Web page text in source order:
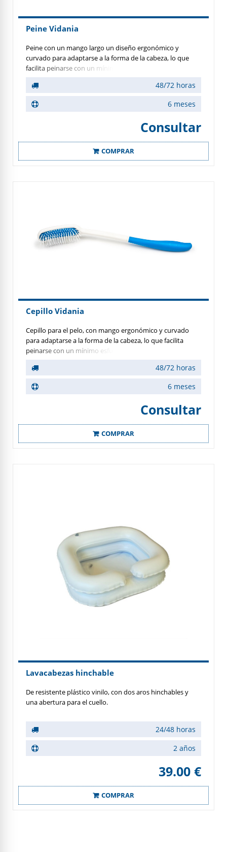
Peine Vidania
Peine con un mango largo un diseño ergonómico y
curvado para adaptarse a la forma de la cabeza, lo que
facilita peinarse con un mínimo esfuerzo aguantándolo
cerca del cuerpo.
48/72 horas
6 meses
Consultar
COMPRAR
Cepillo Vidania
Cepillo para el pelo, con mango ergonómico y curvado
para adaptarse a la forma de la cabeza, lo que facilita
peinarse con un mínimo esfuerzo aguantándolo cerca del
cuerpo.
48/72 horas
6 meses
Consultar
COMPRAR
Lavacabezas hinchable
De resistente plástico vinilo, con dos aros hinchables y
una abertura para el cuello.
24/48 horas
2 años
39.00 €
COMPRAR